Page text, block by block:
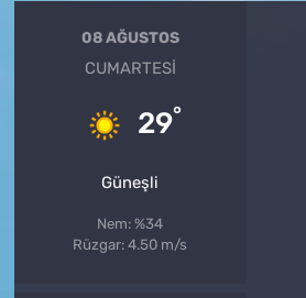
08 AĞUSTOS
CUMARTESI
29°
Güneşli
Nem: %34
Rüzgar: 4.50 m/s